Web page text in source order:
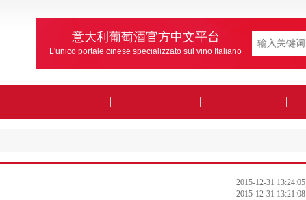
意大利葡萄酒官方中文平台
L'unico portale cinese specializzato sul vino Italiano
2015-12-31 13:24:05
2015-12-31 13:21:08